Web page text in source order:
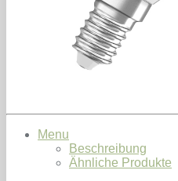
Menu
Beschreibung
Ähnliche Produkte